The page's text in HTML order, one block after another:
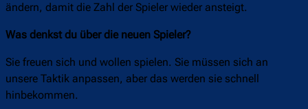
ändern, damit die Zahl der Spieler wieder ansteigt.
Was denkst du über die neuen Spieler?
Sie freuen sich und wollen spielen. Sie müssen sich an
unsere Taktik anpassen, aber das werden sie schnell
hinbekommen.